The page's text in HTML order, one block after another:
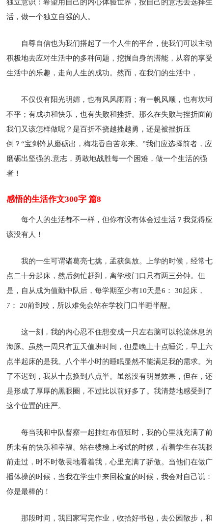
独立意识：希望用自己的内心体验世界，按自己的意志去选择生
活，做一个独立自强的人。
自尊自信也为我们搭起了一个人生的平台，使我们可以主动
积极地去应对生活中的多种问题，挖掘自身的潜能，从容的享受
生活中的乐趣，走向人生的成功。然而，在我们的生活中，
不仅仅有阳光明媚，也有风风雨雨；有一帆风顺，也有坎坷
不平；有成功和快乐，也有失败和挫折。那么在失败与挫折面前
我们又该怎样做呢？是百折不挠越挫越勇，还是被挫折压
倒？“宝剑锋从磨砺出，梅花香自苦寒来。”我们应选择前者，应
磨砺出坚强的.意志，勇敢地战胜每一个困难，做一个生活的强
者！
感悟的生活作文300字 篇8
每个人的生活都不一样，但你有没有体会过生活？我觉得应
该没有人！
我的一生可谓诸葛亮七擒，孟获集放。上学的时候，经常七
点二十分起床，然后匆忙赶到，离学校门口只有两三分钟。但
是，自从成为值勤中队后，每学期至少有10天是6： 30起床，
7： 20前到校，所以难免会站在学校门口半睡半醒。
这一刻，我的内心忍不住想变成一只左右脑可以轮流休息的
海豚。虽然一周只有五天值班时间，但是晚上十点睡觉，早上六
点半起床的是我。八个半小时的睡眠显然不能满足我的需求。为
了不迟到，我从十点换到八点半。虽然没有明显效果，但在，还
是形成了厚厚的黑眼圈，不过比以前好多了。我清楚地感受到了
这个位置的庄严。
每当我和中队督察一起挂红布值班时，我的心里就充满了前
所未有的快乐和幸福。站在楼梯上考试的时候，看着学生在我眼
前走过，时不时敬畏地看着我，心里充满了骄傲。当他们在做广
播体操的时候，当我在学生中来回检查的时候，我会对自己说：
你是最棒的！
那段时间，我回家写完作业，收拾好书包，去公园散步，和